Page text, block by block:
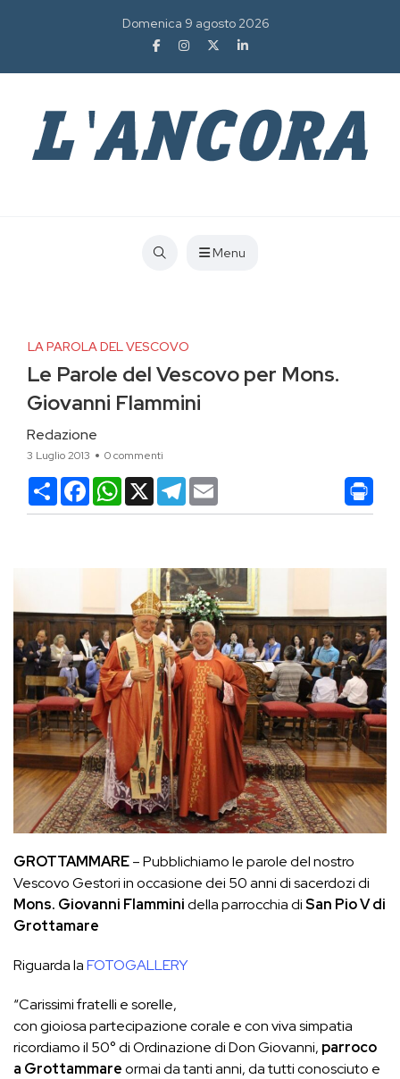
Domenica 9 agosto 2026
Menu
LA PAROLA DEL VESCOVO
Le Parole del Vescovo per Mons.
Giovanni Flammini
Redazione
3 Luglio 2013 0 commenti
CondividiFacebookWhatsApp
X Telegram
GROTTAMMARE– Pubblichiamo le parole del nostro
Vescovo Gestori in occasione dei 50 anni di sacerdozi di
Mons. Giovanni Flamminidella parrocchia diSan Pio V di
Grottamare
Riguarda laFOTOGALLERY
“Carissimi fratelli e sorelle,
con gioiosa partecipazione corale e con viva simpatia
ricordiamo il 50° di Ordinazione di Don Giovanni, parroco
a Grottammareormai da tanti anni, da tutti conosciuto e